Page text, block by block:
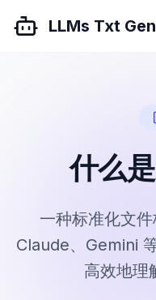
LLMs Txt
什么是
一种标准化文件
Claude、Gemini
高效地理